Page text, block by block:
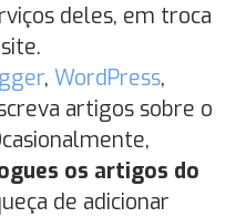
deles, em troca
, WordPress,
artigos sobre o
os artigos do
de adicionar